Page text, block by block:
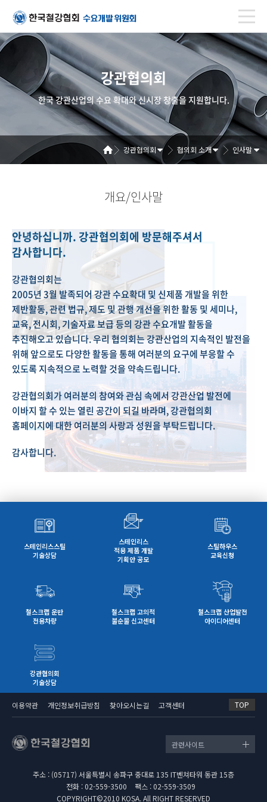
강관협의회
한국 강관산업의 수요 확대와 신시장 창출을 지원합니다.
강관협의회 협의회 소개 인사말
개요/인사말
안녕하십니까. 강관협의회에 방문해주셔서
감사합니다.
강관협의회는
2005년 3월 발족되어 강관 수요확대 및 신제품 개발을 위한
제반활동, 관련 법규, 제도 및 관행 개선을 위한 활동 및 세미나,
교육, 전시회, 기술자료 보급 등의 강관 수요개발 활동을
추진해오고 있습니다. 우리 협의회는 강관산업의 지속적인 발전을
위해 앞으로도 다양한 활동을 통해 여러분의 요구에 부응할 수
있도록 지속적으로 노력할 것을 약속드립니다.
강관협의회가 여러분의 참여와 관심 속에서 강관산업 발전에
이바지 할 수 있는 열린 공간이 되길 바라며, 강관협의회
홈페이지에 대한 여러분의 사랑과 성원을 부탁드립니다.
감사합니다.
스테인리스스틸
기술상담
스테인리스
적용 제품 개발
기획안 공모
스틸하우스
교육신청
철스크랩 운반
전용차량
철스크랩 고의적
불순물 신고센터
철스크랩 산업발전
아이디어센터
강관협의회
기술상담
이용약관 개인정보취급방침 찾아오시는길 고객센터
주소 : (05717) 서울특별시 송파구 중대로 135 IT벤쳐타워 동관 15층
전화 : 02-559-3500
팩스 : 02-559-3509
COPYRIGHT©2010 KOSA. All RIGHT RESERVED
관련사이트
TOP